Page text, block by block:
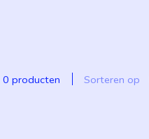
0 producten Sorteren op